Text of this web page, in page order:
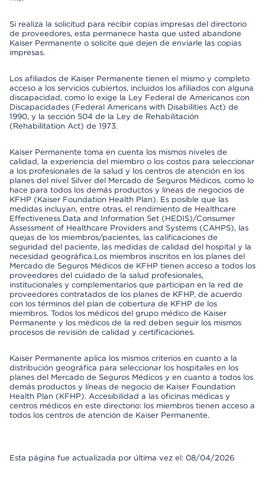
Si realiza la solicitud para recibir copias impresas del directorio
de proveedores, esta permanece hasta que usted abandone
Kaiser Permanente o solicite que dejen de enviarle las copias
impresas.
Los afiliados de Kaiser Permanente tienen el mismo y completo
acceso a los servicios cubiertos, incluidos los afiliados con alguna
discapacidad, como lo exige la Ley Federal de Americanos con
Discapacidades (Federal Americans with Disabilities Act) de
1990, y la sección 504 de la Ley de Rehabilitación
(Rehabilitation Act) de 1973.
Kaiser Permanente toma en cuenta los mismos niveles de
calidad, la experiencia del miembro o los costos para seleccionar
a los profesionales de la salud y los centros de atención en los
planes del nivel Silver del Mercado de Seguros Médicos, como lo
hace para todos los demás productos y líneas de negocios de
KFHP (Kaiser Foundation Health Plan). Es posible que las
medidas incluyan, entre otras, el rendimiento de Healthcare
Effectiveness Data and Information Set (HEDIS)/Consumer
Assessment of Healthcare Providers and Systems (CAHPS), las
quejas de los miembros/pacientes, las calificaciones de
seguridad del paciente, las medidas de calidad del hospital y la
necesidad geográfica.Los miembros inscritos en los planes del
Mercado de Seguros Médicos de KFHP tienen acceso a todos los
proveedores del cuidado de la salud profesionales,
institucionales y complementarios que participan en la red de
proveedores contratados de los planes de KFHP, de acuerdo
con los términos del plan de cobertura de KFHP de los
miembros. Todos los médicos del grupo médico de Kaiser
Permanente y los médicos de la red deben seguir los mismos
procesos de revisión de calidad y certificaciones.
Kaiser Permanente aplica los mismos criterios en cuanto a la
distribución geográfica para seleccionar los hospitales en los
planes del Mercado de Seguros Médicos y en cuanto a todos los
demás productos y líneas de negocio de Kaiser Foundation
Health Plan (KFHP). Accesibilidad a las oficinas médicas y
centros médicos en este directorio: los miembros tienen acceso a
todos los centros de atención de Kaiser Permanente.
Esta página fue actualizada por última vez el: 08/04/2026